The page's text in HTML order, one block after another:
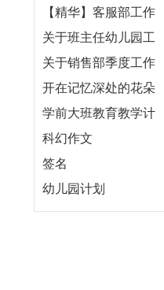
划模板锦集五篇
【精华】客服部工作
计划模板合集6篇
关于班主任幼儿园工
作计划范文九篇
关于销售部季度工作
计划三篇
开在记忆深处的花朵
初中作文
学前大班教育教学计
划范文3篇
科幻作文
签名
幼儿园计划